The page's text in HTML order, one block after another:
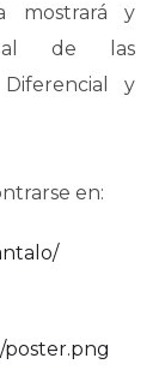
mostrará y
de las
y
en:
poster.png